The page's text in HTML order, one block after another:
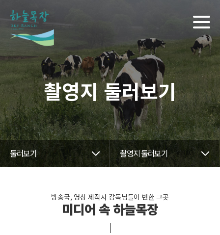
촬영지 둘러보기
둘러보기 촬영지 둘러보기
방송국, 영상 제작사 감독님들이 반한 그곳
미디어 속 하늘목장